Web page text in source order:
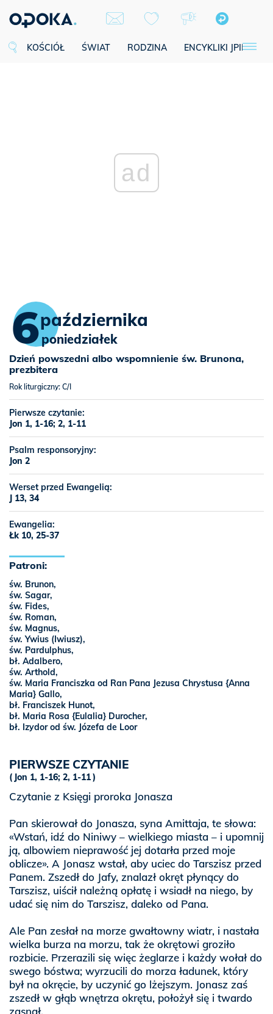
KOŚCIÓŁ ŚWIAT RODZINA ENCYKLIKI JPII
ad
6października
poniedziałek
Dzień powszedni albo wspomnienie św. Brunona,
prezbitera
Rok liturgiczny: C/I
Pierwsze czytanie:
Jon 1, 1-16; 2, 1-11
Psalm responsoryjny:
Jon 2
Werset przed Ewangelią:
J 13, 34
Ewangelia:
Łk 10, 25-37
Patroni:
św. Brunon,
św. Sagar,
św. Fides,
św. Roman,
św. Magnus,
św. Ywius (Iwiusz),
św. Pardulphus,
bł. Adalbero,
św. Arthold,
św. Maria Franciszka od Ran Pana Jezusa Chrystusa {Anna
Maria} Gallo,
bł. Franciszek Hunot,
bł. Maria Rosa {Eulalia} Durocher,
bł. Izydor od św. Józefa de Loor
PIERWSZE CZYTANIE
Jon 1, 1-16; 2, 1-11
Czytanie z Księgi proroka Jonasza
Pan skierował do Jonasza, syna Amittaja, te słowa:
«Wstań, idź do Niniwy – wielkiego miasta – i upomnij
ją, albowiem nieprawość jej dotarła przed moje
oblicze». A Jonasz wstał, aby uciec do Tarszisz przed
Panem. Zszedł do Jafy, znalazł okręt płynący do
Tarszisz, uiścił należną opłatę i wsiadł na niego, by
udać się nim do Tarszisz, daleko od Pana.
Ale Pan zesłał na morze gwałtowny wiatr, i nastała
wielka burza na morzu, tak że okrętowi groziło
rozbicie. Przerazili się więc żeglarze i każdy wołał do
swego bóstwa; wyrzucili do morza ładunek, który
był na okręcie, by uczynić go lżejszym. Jonasz zaś
zszedł w głąb wnętrza okrętu, położył się i twardo
zasnął.